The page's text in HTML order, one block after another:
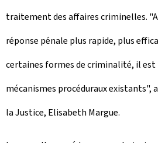
traitement des affaires criminelles.
réponse pénale plus rapide, plus
certaines formes de criminalité, il est
mécanismes procéduraux existants",
la Justice, Elisabeth Margue.